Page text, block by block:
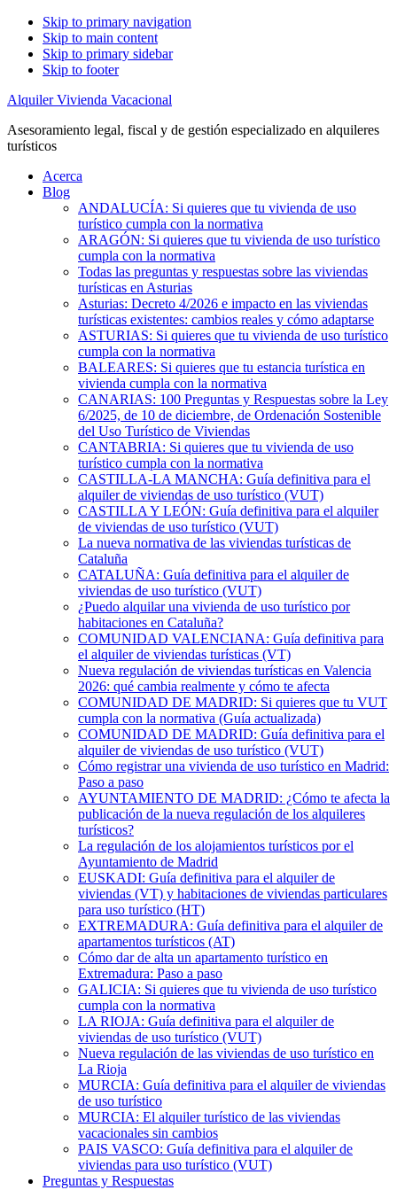
Skip to primary navigation
Skip to main content
Skip to primary sidebar
Skip to footer
Alquiler Vivienda Vacacional
Asesoramiento legal, fiscal y de gestión especializado en alquileres
turísticos
Acerca
Blog
ANDALUCÍA: Si quieres que tu vivienda de uso
turístico cumpla con la normativa
ARAGÓN: Si quieres que tu vivienda de uso turístico
cumpla con la normativa
Todas las preguntas y respuestas sobre las viviendas
turísticas en Asturias
Asturias: Decreto 4/2026 e impacto en las viviendas
turísticas existentes: cambios reales y cómo adaptarse
ASTURIAS: Si quieres que tu vivienda de uso turístico
cumpla con la normativa
BALEARES: Si quieres que tu estancia turística en
vivienda cumpla con la normativa
CANARIAS: 100 Preguntas y Respuestas sobre la Ley
6/2025, de 10 de diciembre, de Ordenación Sostenible
del Uso Turístico de Viviendas
CANTABRIA: Si quieres que tu vivienda de uso
turístico cumpla con la normativa
CASTILLA-LA MANCHA: Guía definitiva para el
alquiler de viviendas de uso turístico (VUT)
CASTILLA Y LEÓN: Guía definitiva para el alquiler
de viviendas de uso turístico (VUT)
La nueva normativa de las viviendas turísticas de
Cataluña
CATALUÑA: Guía definitiva para el alquiler de
viviendas de uso turístico (VUT)
¿Puedo alquilar una vivienda de uso turístico por
habitaciones en Cataluña?
COMUNIDAD VALENCIANA: Guía definitiva para
el alquiler de viviendas turísticas (VT)
Nueva regulación de viviendas turísticas en Valencia
2026: qué cambia realmente y cómo te afecta
COMUNIDAD DE MADRID: Si quieres que tu VUT
cumpla con la normativa (Guía actualizada)
COMUNIDAD DE MADRID: Guía definitiva para el
alquiler de viviendas de uso turístico (VUT)
Cómo registrar una vivienda de uso turístico en Madrid:
Paso a paso
AYUNTAMIENTO DE MADRID: ¿Cómo te afecta la
publicación de la nueva regulación de los alquileres
turísticos?
La regulación de los alojamientos turísticos por el
Ayuntamiento de Madrid
EUSKADI: Guía definitiva para el alquiler de
viviendas (VT) y habitaciones de viviendas particulares
para uso turístico (HT)
EXTREMADURA: Guía definitiva para el alquiler de
apartamentos turísticos (AT)
Cómo dar de alta un apartamento turístico en
Extremadura: Paso a paso
GALICIA: Si quieres que tu vivienda de uso turístico
cumpla con la normativa
LA RIOJA: Guía definitiva para el alquiler de
viviendas de uso turístico (VUT)
Nueva regulación de las viviendas de uso turístico en
La Rioja
MURCIA: Guía definitiva para el alquiler de viviendas
de uso turístico
MURCIA: El alquiler turístico de las viviendas
vacacionales sin cambios
PAIS VASCO: Guía definitiva para el alquiler de
viviendas para uso turístico (VUT)
Preguntas y Respuestas